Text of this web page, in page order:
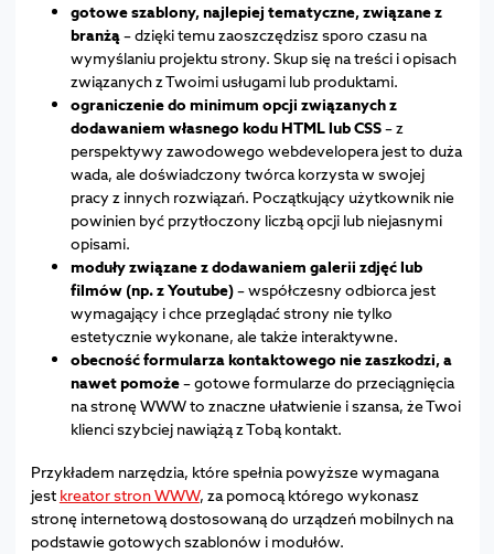
gotowe szablony, najlepiej tematyczne, związane z
branżą– dzięki temu zaoszczędzisz sporo czasu na
wymyślaniu projektu strony. Skup się na treści i opisach
związanych z Twoimi usługami lub produktami.
ograniczenie do minimum opcji związanych z
dodawaniem własnego kodu HTML lub CSS– z
perspektywy zawodowego webdevelopera jest to duża
wada, ale doświadczony twórca korzysta w swojej
pracy z innych rozwiązań. Początkujący użytkownik nie
powinien być przytłoczony liczbą opcji lub niejasnymi
opisami.
moduły związane z dodawaniem galerii zdjęć lub
filmów (np. z Youtube)– współczesny odbiorca jest
wymagający i chce przeglądać strony nie tylko
estetycznie wykonane, ale także interaktywne.
obecność formularza kontaktowego nie zaszkodzi, a
nawet pomoże– gotowe formularze do przeciągnięcia
na stronę WWW to znaczne ułatwienie i szansa, że Twoi
klienci szybciej nawiążą z Tobą kontakt.
Przykładem narzędzia, które spełnia powyższe wymagana
jest kreator stron WWW, za pomocą którego wykonasz
stronę internetową dostosowaną do urządzeń mobilnych na
podstawie gotowych szablonów i modułów.